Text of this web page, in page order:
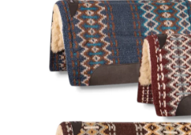
hvězdiček.